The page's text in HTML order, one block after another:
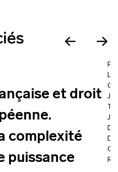
et droit
complexité
puissance